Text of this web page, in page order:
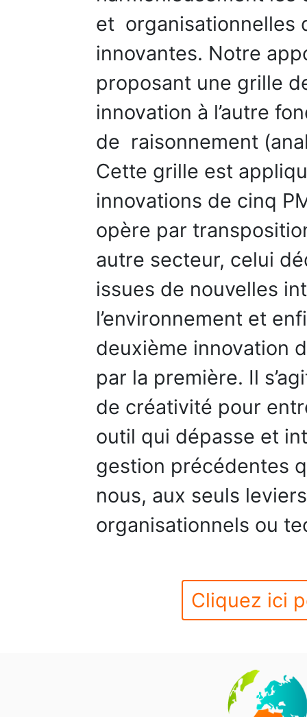
et organisationnelles
innovantes. Notre
proposant une grille
innovation à l’autre
de raisonnement
Cette grille est
innovations de cinq
opère par
autre secteur, celui
issues de nouvelles
l’environnement et
deuxième innovation
par la première. Il
de créativité pour
outil qui dépasse et
gestion précédentes
nous, aux seuls
organisationnels ou
Cliquez ici